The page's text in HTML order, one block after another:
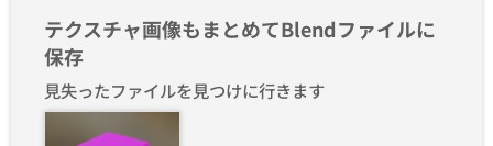
テクスチャ画像もまとめてBlendファイルに
保存
見失ったファイルを見つけに行きます